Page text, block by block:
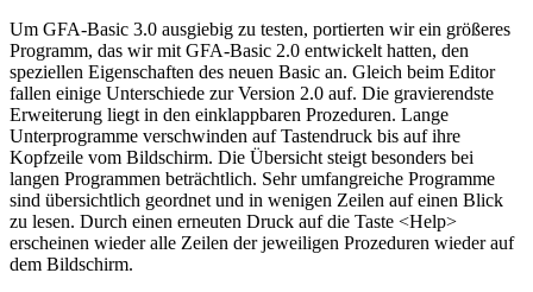
Um GFA-Basic 3.0 ausgiebig zu testen, portierten wir ein größeres
Programm, das wir mit GFA-Basic 2.0 entwickelt hatten, den
speziellen Eigenschaften des neuen Basic an. Gleich beim Editor
fallen einige Unterschiede zur Version 2.0 auf. Die gravierendste
Erweiterung liegt in den einklappbaren Prozeduren. Lange
Unterprogramme verschwinden auf Tastendruck bis auf ihre
Kopfzeile vom Bildschirm. Die Übersicht steigt besonders bei
langen Programmen beträchtlich. Sehr umfangreiche Programme
sind übersichtlich geordnet und in wenigen Zeilen auf einen Blick
zu lesen. Durch einen erneuten Druck auf die Taste <Help>
erscheinen wieder alle Zeilen der jeweiligen Prozeduren wieder auf
dem Bildschirm.